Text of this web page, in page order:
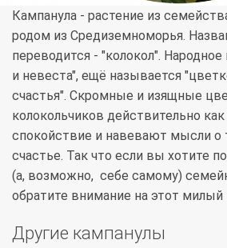
Кампанула - растение из
родом из Средиземноморья.
переводится - "колокол".
и невеста", ещё называется
счастья". Скромные и изящные
колокольчиков действительно
спокойствие и навевают мысли о
счастье. Так что если вы хотите
(а, возможно, себе самому)
обратите внимание на этот милый
Другие кампанулы